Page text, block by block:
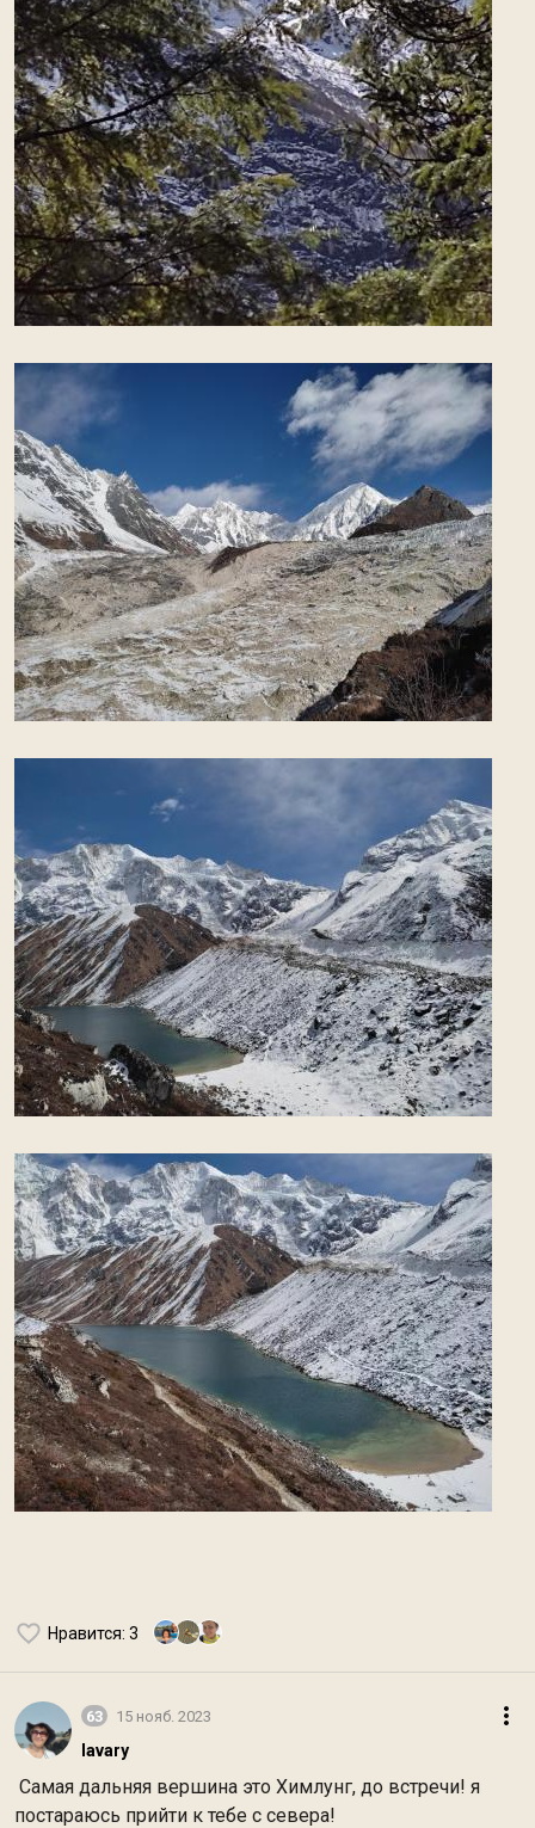
Нравится: 3
63 15 нояб. 2023
lavary
Самая дальняя вершина это Химлунг, до встречи! я
постараюсь прийти к тебе с севера!